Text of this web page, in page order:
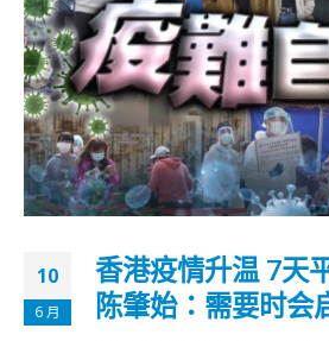
10
6 月
香港疫情升温 7天
陈肇始：需要时会